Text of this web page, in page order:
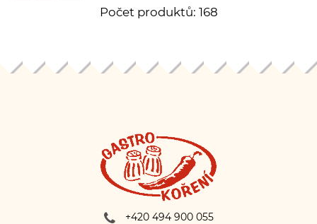
UTOPENCI a postupně
rovnáme naplněné špekáčky.
uložíme na 5 dnů do chladna.
Počet produktů: 168
+420 494 900 055